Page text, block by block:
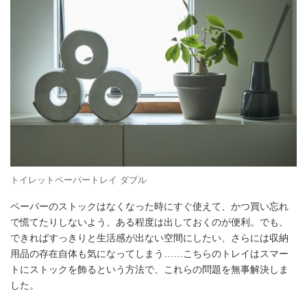
トイレットペーパートレイ ダブル
ペーパーのストックはなくなった時にすぐ使えて、かつ買い忘れ
で慌てたりしないよう、ある程度は出しておくのが便利。でも、
できればすっきりと生活感が出ない空間にしたい、さらには収納
用品の存在自体も気になってしまう……こちらのトレイはスマー
トにストックを飾るという方法で、これらの問題を無事解決しま
した。